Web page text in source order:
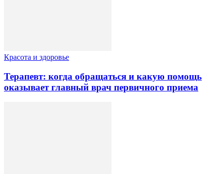
Красота и здоровье
Терапевт: когда обращаться и какую помощь
оказывает главный врач первичного приема